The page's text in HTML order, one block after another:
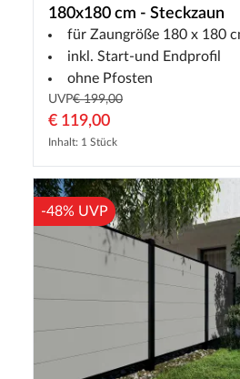
180x180 cm - Steckzaun
für Zaungröße 180 x 180
inkl. Start-und Endprofil
ohne Pfosten
UVP€ 199,00
€ 119,00
Inhalt: 1 Stück
-48% UVP